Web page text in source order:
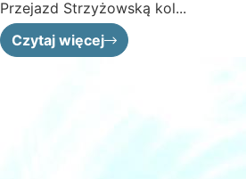
Przejazd Strzyżowską kol...
Czytaj więcej